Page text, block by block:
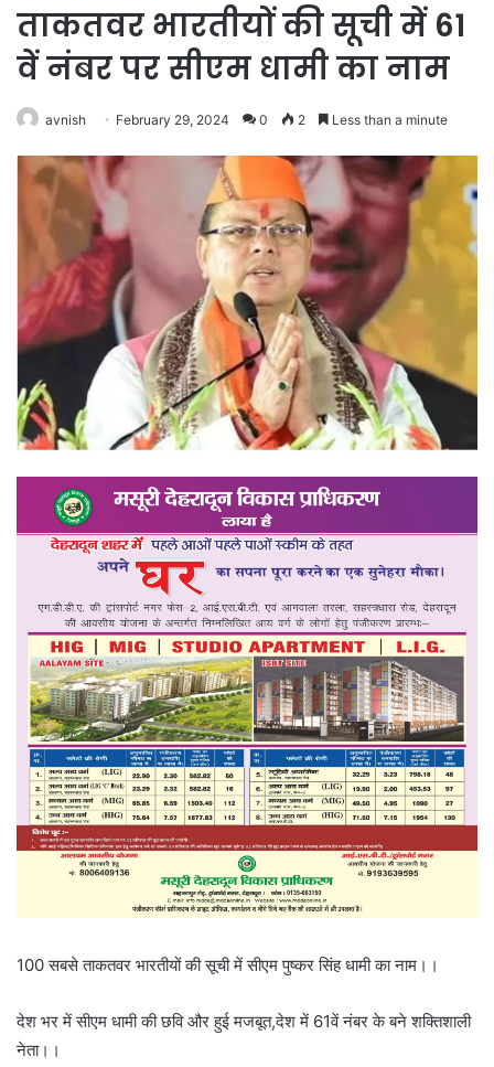
ताकतवर भारतीयों की सूची में 61
वें नंबर पर सीएम धामी का नाम
avnish February 29, 2024 0 2 Less than a minute
100 सबसे ताकतवर भारतीयों की सूची में सीएम पुष्कर सिंह धामी का नाम।।
देश भर में सीएम धामी की छवि और हुई मजबूत,देश में 61वें नंबर के बने शक्तिशाली
नेता।।